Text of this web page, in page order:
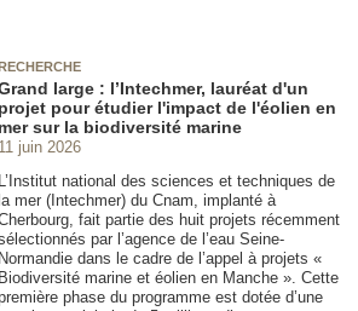
large : l’Intechmer, lauréat d'un
projet pour étudier l'impact de l'éolien en
mer sur la biodiversité marine
11 juin 2026
L’Institut national des sciences et techniques de
la mer (Intechmer) du Cnam, implanté à
fait partie des huit projets récemment
par l’agence de l’eau Seine-
Normandie dans le cadre de l’appel à projets «
Biodiversité marine et éolien en Manche ». Cette
phase du programme est dotée d’une